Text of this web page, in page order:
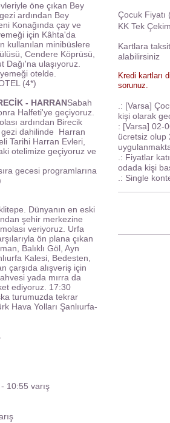
öne çıkan Bey
ardından Bey
Konağında çay ve
için Kâhta'da
kullanılan minibüslere
Cendere Köprüsü,
ulaşıyoruz.
otelde.
(4*)
- HARRANSabah
Halfeti'ye geçiyoruz.
ardından Birecik
gezi dahilinde Harran
Tarihi Harran Evleri,
otelimize geçiyoruz ve
gecesi programlarına
Dünyanın en eski
şehir merkezine
veriyoruz. Urfa
ön plana çıkan
Balıklı Göl, Ayn
Kalesi, Bedesten,
çarşıda alışveriş için
yada mırra da
ediyoruz. 17:30
turumuzda tekrar
Hava Yolları Şanlıurfa-
10:55 varış
Çocuk Fiyatı
KK Tek
Kartlara
alabilirsiniz
Kredi kartları
sorunuz.
.: [Varsa]
kişi olarak
: [Varsa] 02-
ücretsiz olup
.: Fiyatlar
odada kişi
.: Single